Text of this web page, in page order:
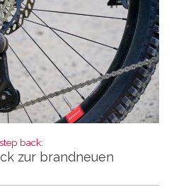
back:
zur brandneuen